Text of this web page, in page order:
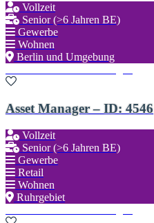
Vollzeit
Senior (>6 Jahren BE)
Gewerbe
Wohnen
Berlin und Umgebung
Asset Manager – ID: 4546
Vollzeit
Senior (>6 Jahren BE)
Gewerbe
Retail
Wohnen
Ruhrgebiet